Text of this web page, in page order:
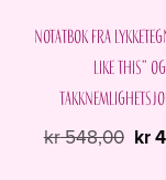
Notatbok fra
like this” og
kr548,00 kr